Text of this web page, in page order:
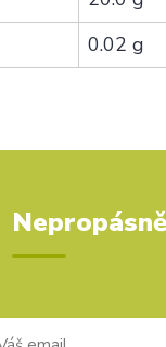
0.02 g